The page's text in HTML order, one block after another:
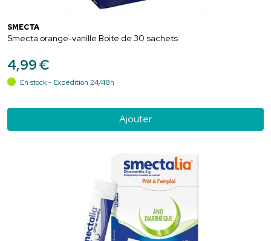
SMECTA
Smecta orange-vanille Boite de 30 sachets
4,99€
En stock - Expédition 24/48h
Ajouter